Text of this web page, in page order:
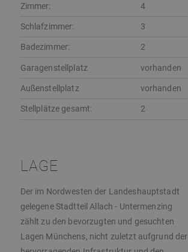
Zimmer: 4
Schlafzimmer: 3
Badezimmer: 2
Garagenstellplatz vorhanden
Außenstellplatz vorhanden
Stellplätze gesamt: 2
LAGE
Der im Nordwesten der Landeshauptstadt
gelegene Stadtteil Allach - Untermenzing
zählt zu den bevorzugten und gesuchten
Lagen Münchens, nicht zuletzt aufgrund der